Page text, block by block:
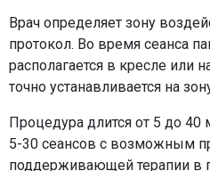
Врач определяет зону
протокол. Во время сеанса
располагается в кресле или
точно устанавливается на
Процедура длится от 5 до 40
5-30 сеансов с возможным
поддерживающей терапии в